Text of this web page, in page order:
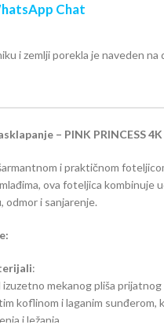
Chat
i zemlji porekla je naveden na
– PINK PRINCESS 4K
i praktičnom
ova foteljica kombinuje
odmor i sanjarenje.
:
mekanog pliša
koflinom i laganim sunđerom,
i ležanja.